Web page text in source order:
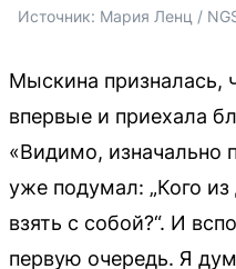
Источник: Мария Ленц /
Мыскина призналась,
впервые и приехала
«Видимо, изначально
уже подумал: „Кого
взять с собой?“. И
первую очередь. Я